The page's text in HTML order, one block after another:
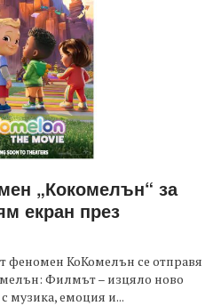
„Кокомелън“ за
екран през
феномен КоКомелън се отправя
Филмът – изцяло ново
музика, емоция и...